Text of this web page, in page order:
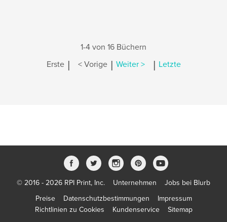
1-4 von 16 Büchern
Erste | < Vorige | Weiter > | Letzte
© 2016 - 2026 RPI Print, Inc. Unternehmen
Jobs bei Blurb
Preise
Datenschutzbestimmungen
Impressum
Richtlinien zu Cookies
Kundenservice Sitemap